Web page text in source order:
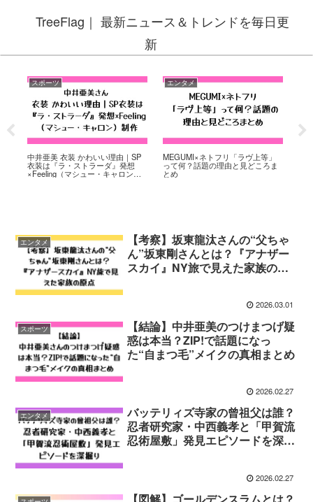
TreeFlag｜ 最新ニュース＆トレンドを毎日更
新
スポーツ
中井亜美 衣装 かわいい理由｜SP
衣装は『ラ・ストラーダ』発想
×Feeling（マシュー・キャロン）
エンタメ
MEGUMI×ネトフリ「ラヴ上等」
って何？話題の理由と見どころま
とめ
エンタメ
【考察】坂東龍汰さんの“父ちゃ
ん”坂東剛さんとは？『アナザー
スカイ』NY旅で見えた家族の原
2026.03.01
スポーツ
【結論】中井亜美のつけまつげ疑
惑は本当？ZIP!で話題になっ
た“自まつ毛”メイクの真相まとめ
2026.02.27
エンタメ
バッテリィズ寺家の曾祖父は誰？
忍者研究家・中西義孝と「甲賀流
忍術屋敷」発見エピソードを深掘
2026.02.27